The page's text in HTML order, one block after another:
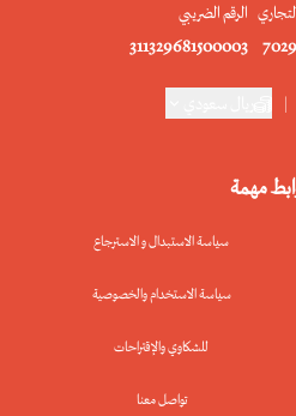
مهمة
سياسة الاستبدال و الاسترجاع
سياسة الاستخدام والخصوصية
للشكاوي والإقتراحات
تواصل معنا
الرقم الضريبي
311329681500003
|